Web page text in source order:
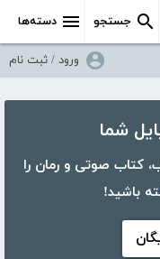
دسته‌ها جستجو
ورود / ثبت نام
کتابراه، بیش از ۵۰،۰۰۰ کتاب، کتاب صوتی و رمان را
باشید!